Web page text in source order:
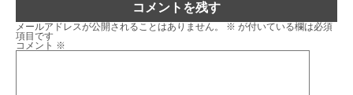
コメントを残す
メールアドレスが公開されることはありません。 ※ が付いている欄は必須
項目です
コメント ※